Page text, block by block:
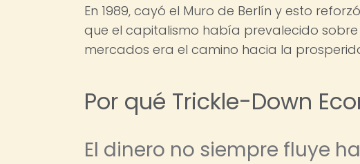
En 1989, cayó el Muro de Berlín y esto
que el capitalismo había prevalecido
mercados era el camino hacia la
Por qué Trickle-Down
El dinero no siempre fluye